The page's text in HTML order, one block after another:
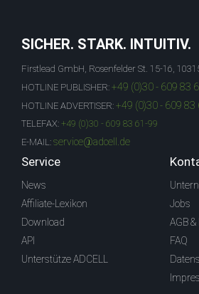
SICHER. STARK. INTUITIV.
Firstlead GmbH, Rosenfelder St. 15-16,
HOTLINE PUBLISHER: +49 (0)30 - 609 83
HOTLINE ADVERTISER: +49 (0)30 - 609 83
TELEFAX: +49 (0)30 - 609 83 61-99
E-MAIL: service@adcell.de
Service
News
Affiliate-Lexikon
Download
API
Unterstütze ADCELL
Jobs
AGB
FAQ